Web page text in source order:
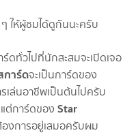
ให้ผู้ชมได้ดูกันนะครับ
ร์ดทั่วไปที่นักสะสมจะเปิดเจอ
การ์ดจะเป็นการ์ดของ
เล่นอาชีพเป็นต้นไปครับ
ต่การ์ดของ Star
งการอยู่เสมอครับผม